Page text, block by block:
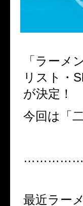
「ラーメ
リスト・
が決定！
今回は「
最近ラー